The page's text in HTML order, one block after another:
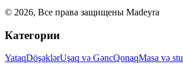
© 2026, Все права защищены Madeyra
Категории
YataqDöşəklərUşaq və GəncQonaqMasa və